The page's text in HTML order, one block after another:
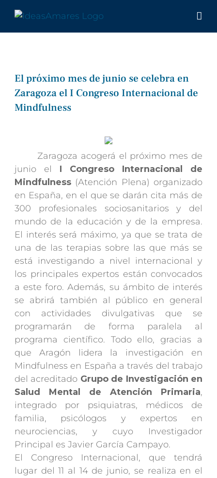
contenido
El próximo mes de junio se celebra en
Zaragoza el I Congreso Internacional de
Mindfulness
grande
Zaragoza acogerá el próximo mes de
junio el I Congreso Internacional de
Mindfulness (Atención Plena) organizado
en España, en el que se darán cita más de
300 profesionales sociosanitarios y del
mundo de la educación y de la empresa.
El interés será máximo, ya que se trata de
una de las terapias sobre las que más se
está investigando a nivel internacional y
los principales expertos están convocados
a este foro. Además, su ámbito de interés
se abrirá también al público en general
con actividades divulgativas que se
programarán de forma paralela al
programa científico. Todo ello, gracias a
que Aragón lidera la investigación en
Mindfulness en España a través del trabajo
del acreditado Grupo de Investigación en
Salud Mental de Atención Primaria,
integrado por
psiquiatras, médicos de
familia, psicólogos y expertos en
neurociencias, y cuyo Investigador
Principal es Javier García Campayo.
El Congreso Internacional, que tendrá
lugar del 11 al 14 de junio, se realiza en el